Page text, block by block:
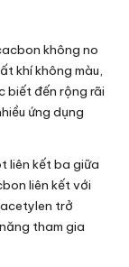
không no
khí không màu,
biết đến rộng rãi
ứng dụng
liên kết ba giữa
liên kết với
trở
tham gia